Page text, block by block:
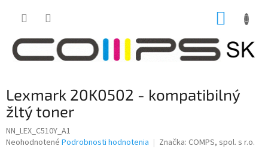
Lexmark 20K0502 - kompatibilný
žltý toner
NN_LEX_C510Y_A1
Priemerné
Neohodnotené Podrobnosti hodnotenia Značka: COMPS, spol. s r.o.